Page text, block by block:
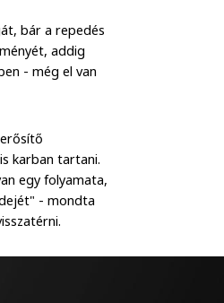
bár a repedés
addig
- még el van
karban tartani.
egy folyamata,
- mondta